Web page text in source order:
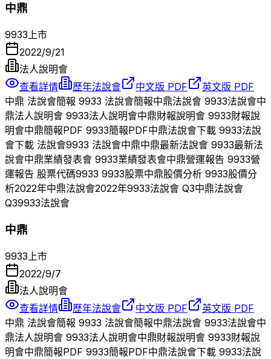
中鼎
9933 上市
2022/9/21
法人說明會
查看詳情
歷年法說會 中文版 PDF
英文版 PDF
中鼎 法說會簡報 9933 法說會簡報中鼎法說會 9933法說會中
鼎法人說明會 9933法人說明會中鼎財報說明會 9933財報說
明會中鼎簡報PDF 9933簡報PDF中鼎法說會下載 9933法說
會下載 法說會9933 法說會中鼎中鼎最新法說會 9933最新法
說會中鼎業績發表會 9933業績發表會中鼎營運報告 9933營
運報告 股票代碼9933 9933股票中鼎股價分析 9933股價分
析2022年中鼎法說會2022年9933法說會 Q3中鼎法說會
Q39933法說會
中鼎
9933上市
2022/9/7
法人說明會
查看詳情
歷年法說會 中文版 PDF
英文版 PDF
中鼎 法說會簡報 9933 法說會簡報中鼎法說會 9933法說會中
鼎法人說明會 9933法人說明會中鼎財報說明會 9933財報說
明會中鼎簡報PDF 9933簡報PDF中鼎法說會下載 9933法說